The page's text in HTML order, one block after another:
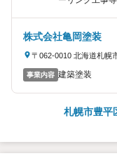
株式会社亀岡塗装
〒062-0010 北海道札幌
事業内容 建築塗装
札幌市豊平